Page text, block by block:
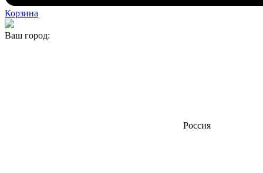
Корзина
Ваш город:
Россия